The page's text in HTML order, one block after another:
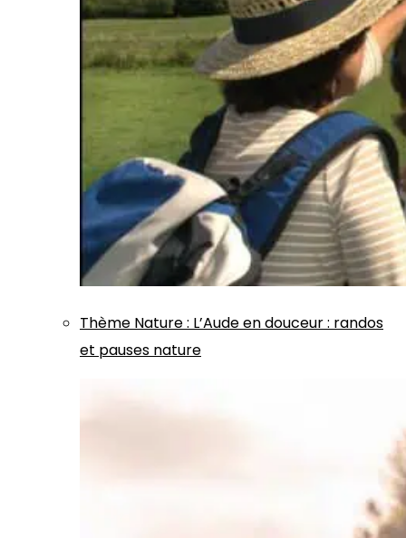
Thème Nature: L’Aude en douceur : randos
et pauses nature